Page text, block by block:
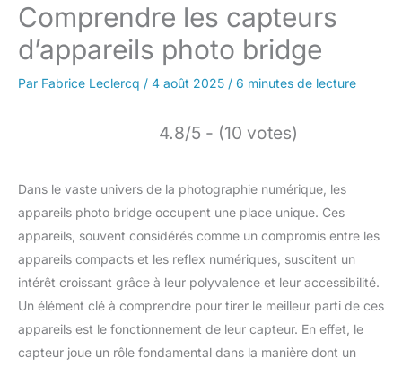
Comprendre les capteurs
d’appareils photo bridge
Par Fabrice Leclercq / 4 août 2025 / 6 minutes de lecture
4.8/5 - (10 votes)
Dans le vaste univers de la photographie numérique, les
appareils photo bridge occupent une place unique. Ces
appareils, souvent considérés comme un compromis entre les
appareils compacts et les reflex numériques, suscitent un
intérêt croissant grâce à leur polyvalence et leur accessibilité.
Un élément clé à comprendre pour tirer le meilleur parti de ces
appareils est le fonctionnement de leur capteur. En effet, le
capteur joue un rôle fondamental dans la manière dont un